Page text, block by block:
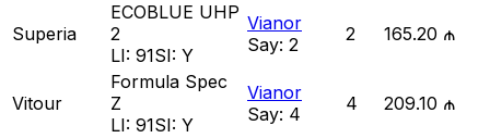
Superia
ECOBLUE UHP
2
LI: 91SI: Y
Vianor
Say: 2 2 165.20 ₼
Vitour
Formula Spec
Z
LI: 91SI: Y
Vianor
Say: 4 4 209.10 ₼